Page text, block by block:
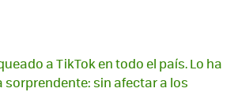
a TikTok en todo el país. Lo ha
sorprendente: sin afectar a los